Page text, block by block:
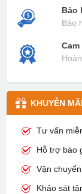
Bảo
Bảo
KHUYỄN MÃI
Tư vấn
Hỗ trợ báo
Vận
Khảo sát